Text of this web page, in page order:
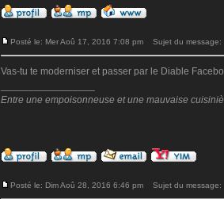
Posté le: Mer Aoû 17, 2016 7:08 pm Sujet du message:
Vas-tu te moderniser et passer par le Diable
Entre une empoisonneuse et une mauvaise
Posté le: Dim Aoû 28, 2016 6:46 pm Sujet du message: